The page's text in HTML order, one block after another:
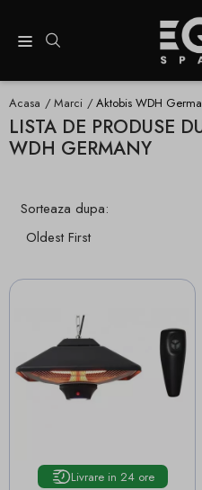
Acasa Marci Aktobis WDH
LISTA DE PRODUSE
WDH GERMANY
Sorteaza dupa:
Livrare in 24 ore